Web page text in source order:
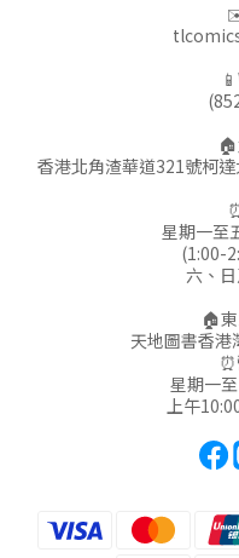
香港北角渣華道321號柯
星期一至
(1:00-
六、
🏠
天地圖書香港
星期一
上午